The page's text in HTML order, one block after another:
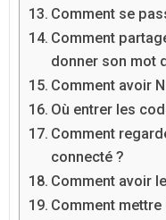
Comment se
Comment
donner son mot
Comment avoir
Où entrer les
Comment
connecté ?
Comment avoir
Comment